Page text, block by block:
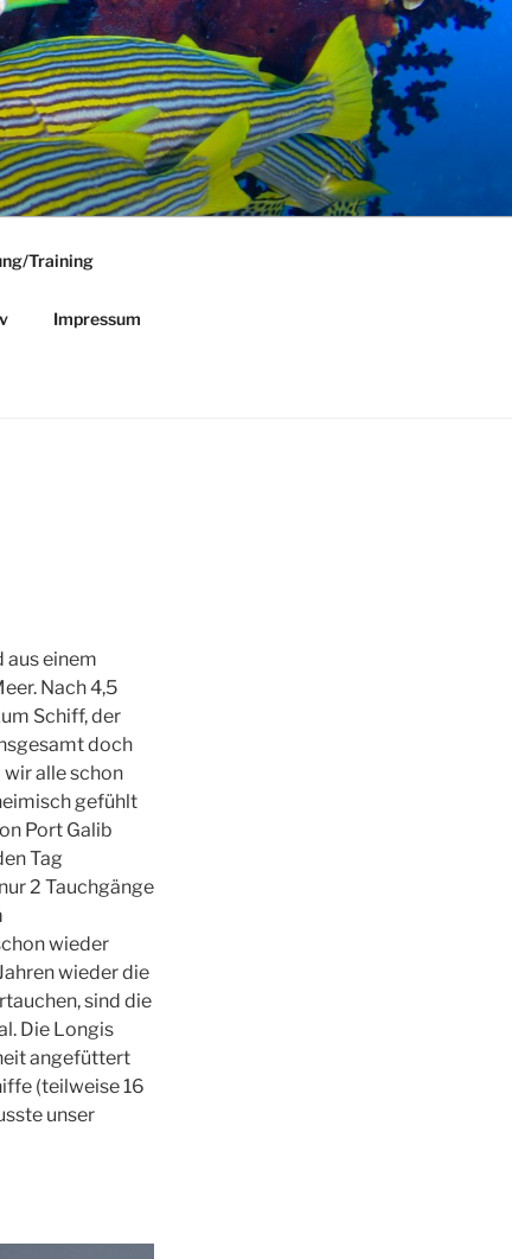
Training
Impressum
aus einem
Nach 4,5
Schiff, der
doch
alle schon
gefühlt
Port Galib
Tag
2 Tauchgänge
wieder
wieder die
sind die
Die Longis
angefüttert
(teilweise 16
unser